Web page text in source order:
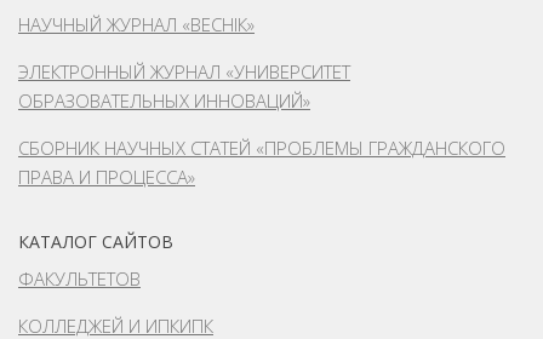
НАУЧНЫЙ ЖУРНАЛ «ВЕСНІК»
ЭЛЕКТРОННЫЙ ЖУРНАЛ «УНИВЕРСИТЕТ
ОБРАЗОВАТЕЛЬНЫХ ИННОВАЦИЙ»
СБОРНИК НАУЧНЫХ СТАТЕЙ «ПРОБЛЕМЫ ГРАЖДАНСКОГО
ПРАВА И ПРОЦЕССА»
КАТАЛОГ САЙТОВ
ФАКУЛЬТЕТОВ
КОЛЛЕДЖЕЙ И ИПКИПК